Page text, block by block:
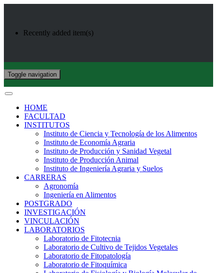
Recently added item(s)
Toggle navigation
HOME
FACULTAD
INSTITUTOS
Instituto de Ciencia y Tecnología de los Alimentos
Instituto de Economía Agraria
Instituto de Producción y Sanidad Vegetal
Instituto de Producción Animal
Instituto de Ingeniería Agraria y Suelos
CARRERAS
Agronomía
Ingeniería en Alimentos
POSTGRADO
INVESTIGACIÓN
VINCULACIÓN
LABORATORIOS
Laboratorio de Fitotecnia
Laboratorio de Cultivo de Tejidos Vegetales
Laboratorio de Fitopatología
Laboratorio de Fitoquímica